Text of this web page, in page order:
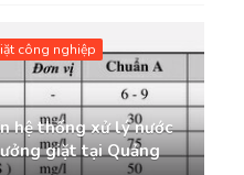
công nghiệp
hệ thống xử lý nước
giặt tại Quảng